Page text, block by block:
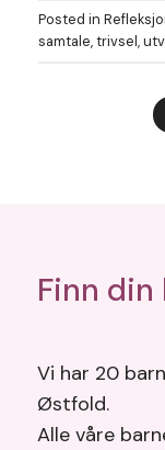
Posted in
samtale,trivsel,
Finn din
Vi har 20
Østfold.
Alle våre